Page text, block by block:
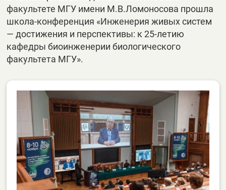
факультете МГУ имени М.В.Ломоносова прошла
школа-конференция «Инженерия живых систем
— достижения и перспективы: к 25-летию
кафедры биоинженерии биологического
факультета МГУ».